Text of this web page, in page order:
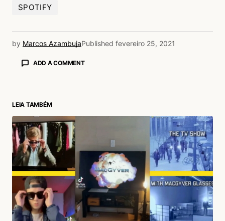
SPOTIFY
by Marcos AzambujaPublished fevereiro 25, 2021
ADD A COMMENT
LEIA TAMBÉM